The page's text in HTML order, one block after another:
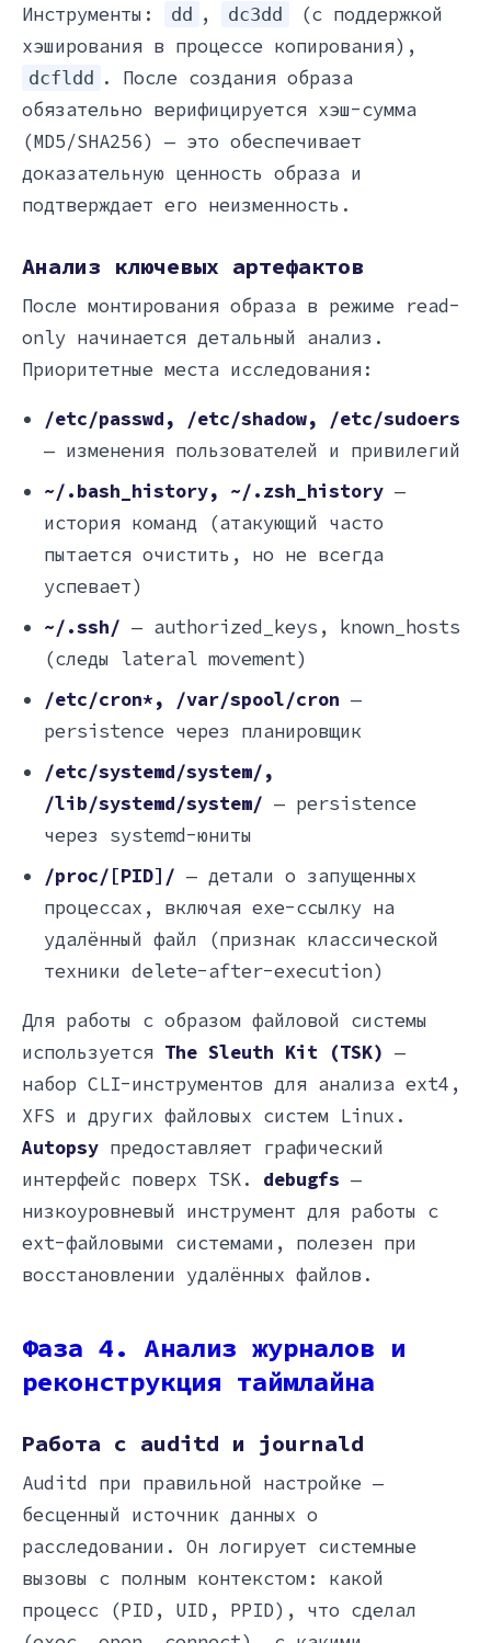
Инструменты:
dd , dc3dd
(с поддержкой
хэширования в процессе копирования),
dcfldd . После создания образа
обязательно верифицируется хэш-сумма
(MD5/SHA256) — это обеспечивает
доказательную ценность образа и
подтверждает его неизменность.
Анализ ключевых артефактов
После монтирования образа в режиме read-
only начинается детальный анализ.
Приоритетные места исследования:
/etc/passwd, /etc/shadow, /etc/sudoers
— изменения пользователей и привилегий
~/.bash_history, ~/.zsh_history —
история команд (атакующий часто
пытается очистить, но не всегда
успевает)
~/.ssh/ — authorized_keys, known_hosts
(следы lateral movement)
/etc/cron*, /var/spool/cron —
persistence через планировщик
/etc/systemd/system/,
/lib/systemd/system/ — persistence
через systemd-юниты
/proc/[PID]/ — детали о запущенных
процессах, включая exe-ссылку на
удалённый файл (признак классической
техники delete-after-execution)
Для работы с образом файловой системы
используется The Sleuth Kit (TSK) —
набор CLI-инструментов для анализа ext4,
XFS и других файловых систем Linux.
Autopsy предоставляет графический
интерфейс поверх TSK. debugfs —
низкоуровневый инструмент для работы с
ext-файловыми системами, полезен при
восстановлении удалённых файлов.
Фаза 4. Анализ журналов и
реконструкция таймлайна
Работа с auditd и journald
Auditd при правильной настройке —
бесценный источник данных о
расследовании. Он логирует системные
вызовы с полным контекстом: какой
процесс (PID, UID, PPID), что сделал